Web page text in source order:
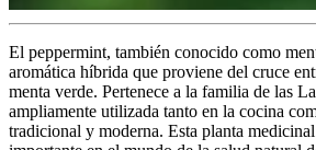
El peppermint, también conocido como
aromática híbrida que proviene del cruce
menta verde. Pertenece a la familia de las
ampliamente utilizada tanto en la cocina
tradicional y moderna. Esta planta